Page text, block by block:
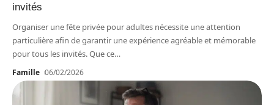
invités
Organiser une fête privée pour adultes nécessite une attention
particulière afin de garantir une expérience agréable et mémorable
pour tous les invités. Que ce…
Famille 06/02/2026